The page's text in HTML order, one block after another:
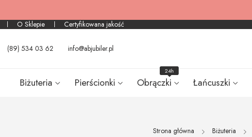
O Sklepie
Certyfikowana jakość
(89) 534 03 62 info@abjubiler.pl
Biżuteria Pierścionki Obrączki
24h
Łańcuszki
Strona główna Biżuteria